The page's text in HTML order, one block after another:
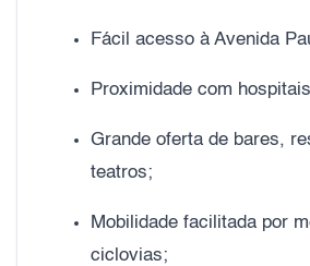
Fácil acesso à Avenida
Proximidade com
Grande oferta de bares,
teatros;
Mobilidade facilitada por
ciclovias;